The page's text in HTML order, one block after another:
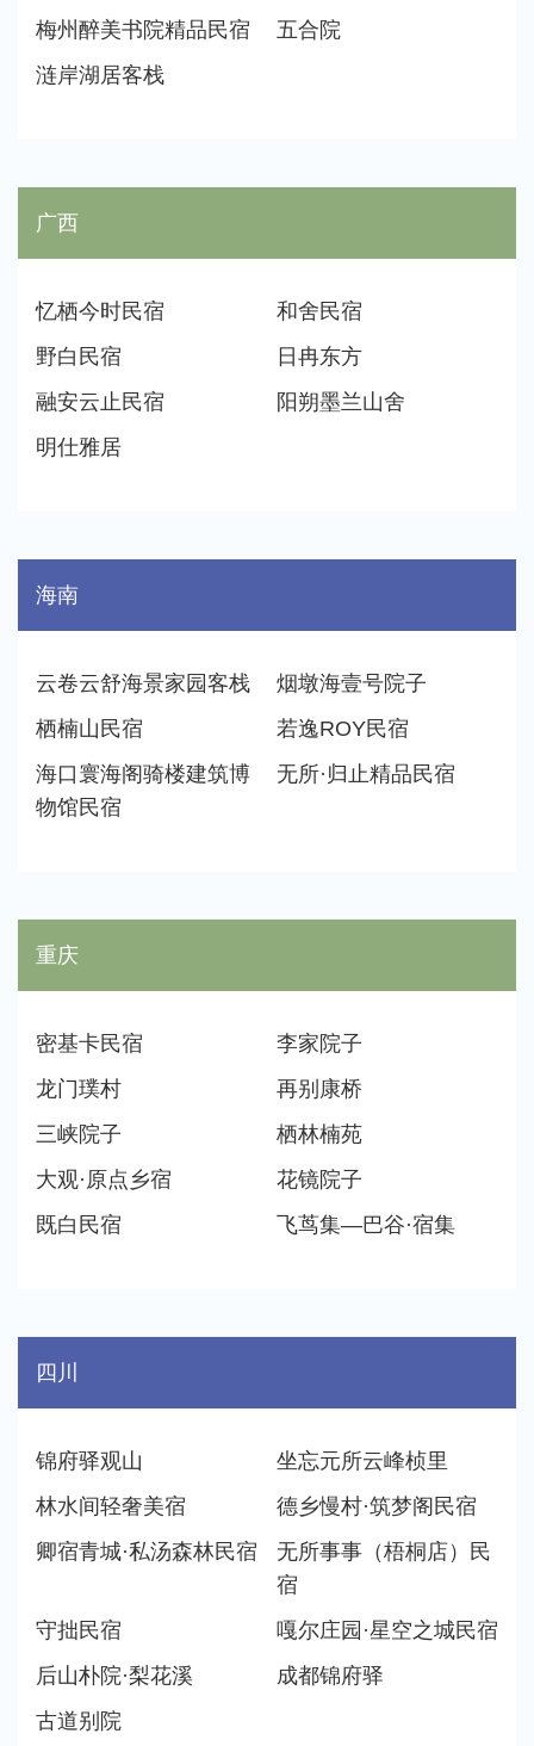
梅州醉美书院精品民宿
五合院
涟岸湖居客栈
广西
忆栖今时民宿
和舍民宿
野白民宿
日冉东方
融安云止民宿
阳朔墨兰山舍
明仕雅居
海南
云卷云舒海景家园客栈
烟墩海壹号院子
栖楠山民宿
若逸ROY民宿
海口寰海阁骑楼建筑博
物馆民宿
无所·归止精品民宿
重庆
密基卡民宿
李家院子
龙门璞村
再别康桥
三峡院子
栖林楠苑
大观·原点乡宿
花镜院子
既白民宿
飞茑集—巴谷·宿集
四川
锦府驿观山
坐忘元所云峰桢里
林水间轻奢美宿
德乡慢村·筑梦阁民宿
卿宿青城·私汤森林民宿
无所事事（梧桐店）民
宿
守拙民宿
嘎尔庄园·星空之城民宿
后山朴院·梨花溪
成都锦府驿
古道别院